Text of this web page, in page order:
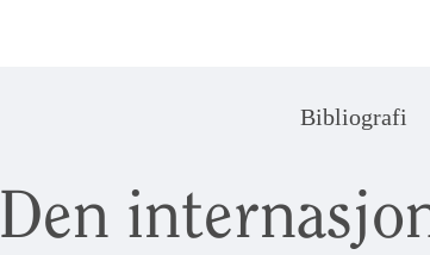
Bibliografi
Den